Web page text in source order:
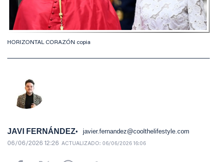
HORIZONTAL CORAZÓN copia
JAVI FERNÁNDEZ javier.fernandez@coolthelifestyle.com
06/06/2026 12:26 ACTUALIZADO: 06/06/2026 16:06